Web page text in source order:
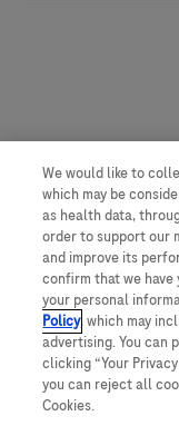
We would like to
which may be
as health data,
order to support our
and improve its
confirm that we
your personal
Policy, which may
advertising. You can
clicking “Your
you can reject all
Cookies.